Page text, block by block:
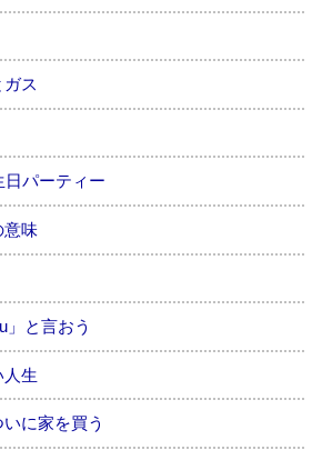
ス
日パーティー
意味
」と言おう
人生
に家を買う